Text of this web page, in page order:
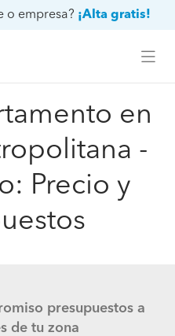
o empresa? ¡Alta gratis!
en
-
Precio y
presupuestos a
de tu zona